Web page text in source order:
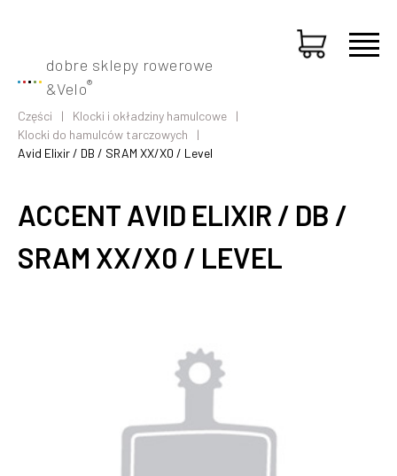
dobre sklepy rowerowe
&Velo®
Części
Klocki i okładziny hamulcowe
Klocki do hamulców tarczowych
Avid Elixir / DB / SRAM XX/X0 / Level
ACCENT AVID ELIXIR / DB /
SRAM XX/X0 / LEVEL